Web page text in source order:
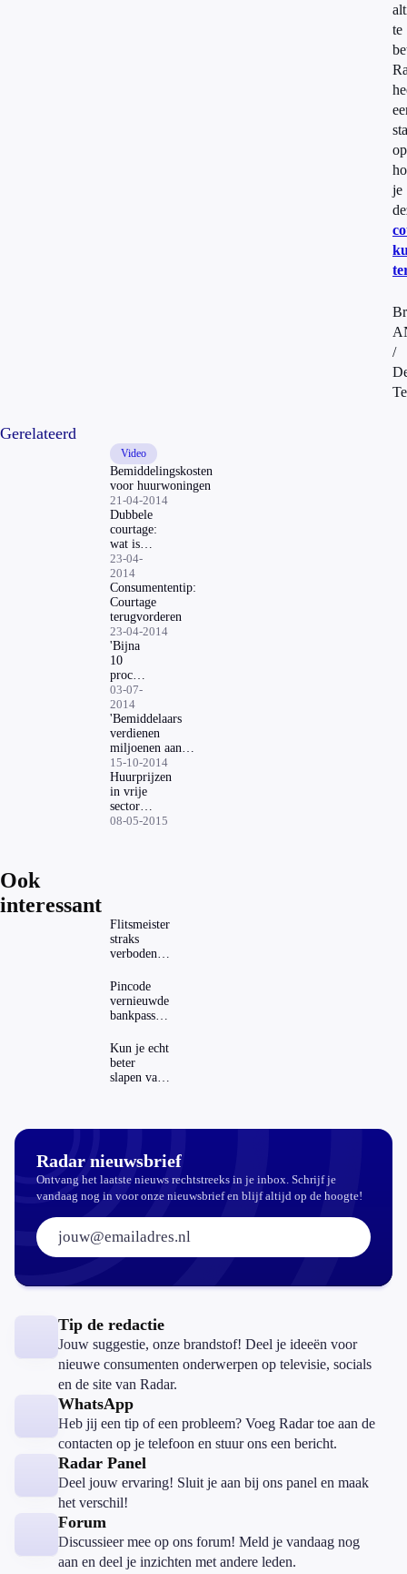
te
je
/
Gerelateerd
Video
Bemiddelingskosten
voor huurwoningen
21-04-2014
Dubbele
courtage:
wat is
het, en
wat moet
je
ermee?
23-04-
2014
Consumententip:
Courtage
terugvorderen
23-04-2014
'Bijna
10
procent
meer
huur in
2 jaar'
03-07-
2014
'Bemiddelaars
verdienen
miljoenen aan
studentenkamers'
15-10-2014
Huurprijzen
in vrije
sector
verder
08-05-2015
Ook
interessant
Flitsmeister
straks
verboden?
regels in
Nederland
en het
buitenland
Pincode
vernieuwde
bankpassen
ING-app:
is dat wel
veilig?
Kun je echt
beter
slapen van
Radar nieuwsbrief
Ontvang het laatste nieuws rechtstreeks in je inbox. Schrijf je
vandaag nog in voor onze nieuwsbrief en blijf altijd op de hoogte!
E-mailadres:
Tip de redactie
Jouw suggestie, onze brandstof! Deel je ideeën voor
nieuwe consumenten onderwerpen op televisie, socials
en de site van Radar.
WhatsApp
Heb jij een tip of een probleem? Voeg Radar toe aan de
contacten op je telefoon en stuur ons een bericht.
Radar Panel
Deel jouw ervaring! Sluit je aan bij ons panel en maak
het verschil!
Forum
Discussieer mee op ons forum! Meld je vandaag nog
aan en deel je inzichten met andere leden.